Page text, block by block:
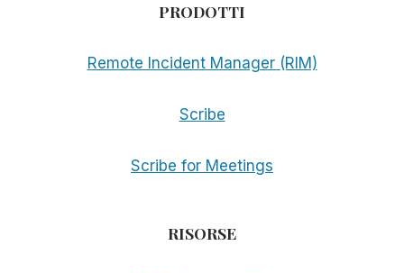
PRODOTTI
Remote Incident Manager (RIM)
Scribe
Scribe for Meetings
RISORSE